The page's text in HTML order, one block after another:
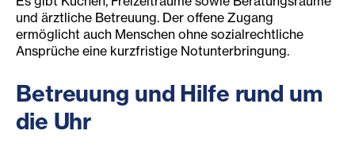
und ärztliche Betreuung. Der offene Zugang
ermöglicht auch Menschen ohne sozialrechtliche
Ansprüche eine kurzfristige Notunterbringung.
Betreuung und Hilfe rund um
die Uhr